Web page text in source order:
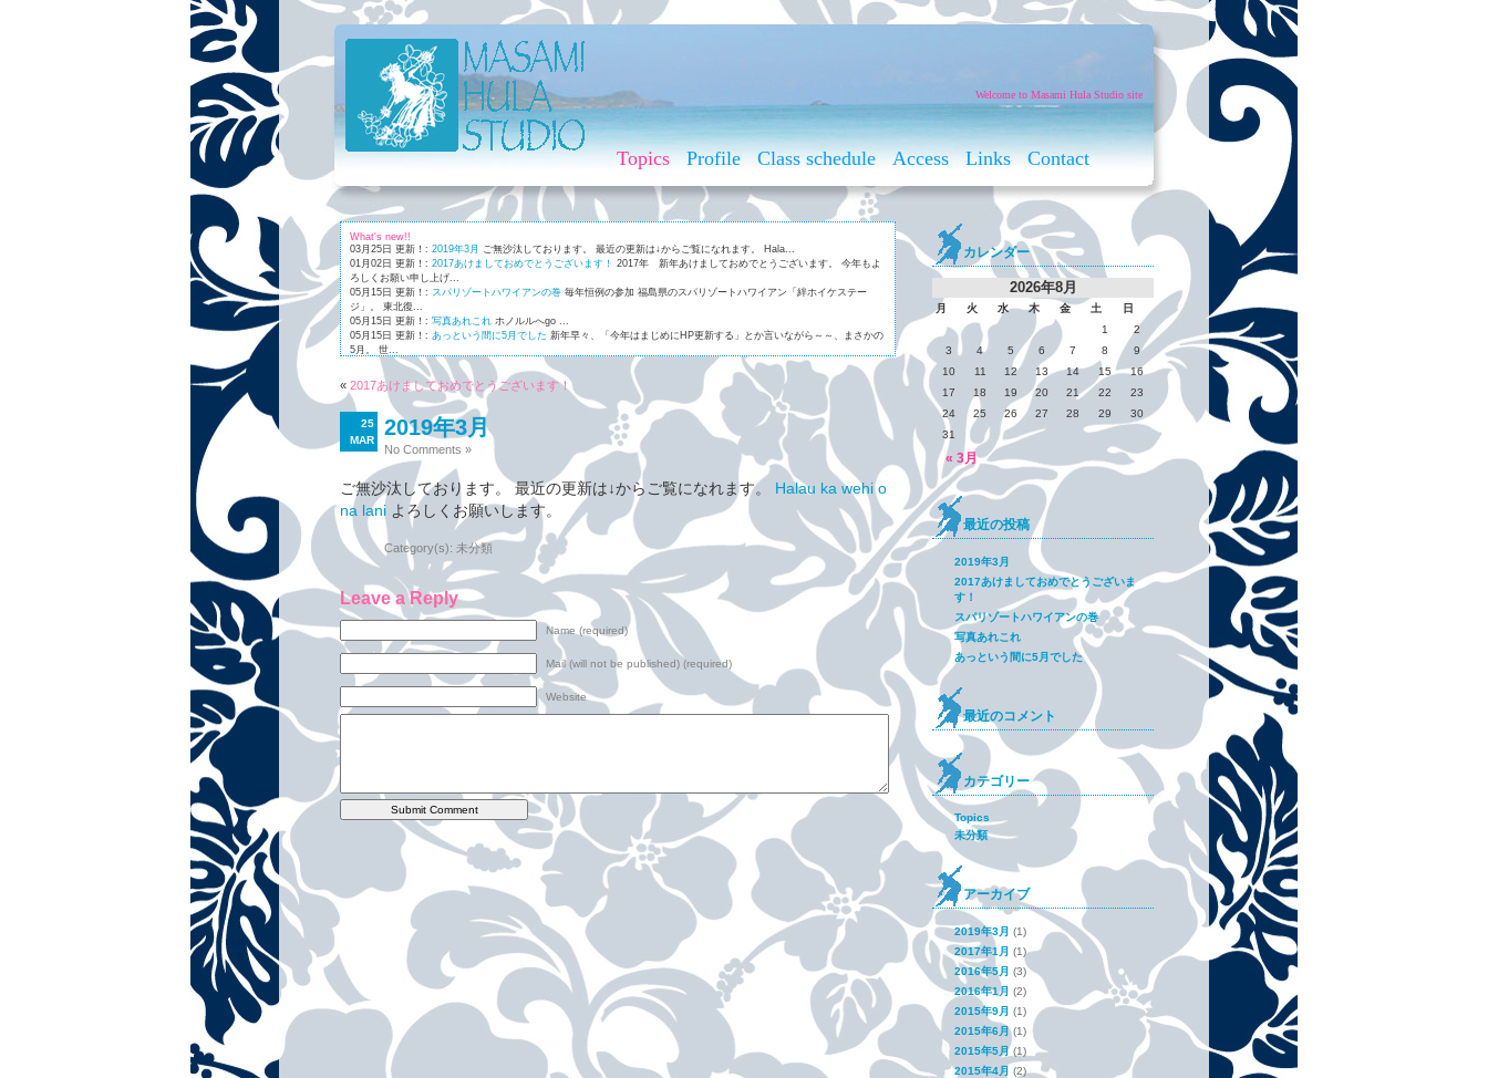
Welcome to Masami Hula Studio site
Topics Profile Class schedule Access Links Contact
What's new!!
03月25日 更新！: 2019年3月 ご無沙汰しております。 最近の更新は↓からご覧になれます。 Hala...
01月02日 更新！: 2017あけましておめでとうございます！
2017年 新年あけましておめでとうございます。 今年もよ
ろしくお願い申し上げ...
05月15日 更新！: スパリゾートハワイアンの巻 毎年恒例の参加 福島県のスパリゾートハワイアン「絆ホイケステー
ジ」。 東北復...
05月15日 更新！: 写真あれこれ ホノルルへgo ...
05月15日 更新！: あっという間に5月でした 新年早々、「今年はまじめにHP更新する」とか言いながら～～、まさかの
5月。 世...
01月03日 更新！: Maunaleo 皆様ご存じ、ケアリー・レイシェルの名曲「マウナレオ」。 マウナレオと...
« 2017あけましておめでとうございます！
25
MAR
2019年3月
No Comments »
ご無沙汰しております。 最近の更新は↓からご覧になれます。 Halau ka wehi o
na lani よろしくお願いします。
Category(s): 未分類
Leave a Reply
Name (required)
Mail (will not be published) (required)
Website
カレンダー
2026年8月
月 火 水 木 金 土 日
« 3月
1
2
3
4 5 6 7 8
9
10
11 12 13 14 15
16
17
18 19 20 21 22
23
24
25 26 27 28 29
30
31
最近の投稿
2019年3月
2017あけましておめでとうございま
す！
スパリゾートハワイアンの巻
写真あれこれ
あっという間に5月でした
最近のコメント
カテゴリー
Topics
未分類
アーカイブ
2019年3月 (1)
2017年1月 (1)
2016年5月 (3)
2016年1月 (2)
2015年9月 (1)
2015年6月(1)
2015年5月 (1)
2015年4月 (2)